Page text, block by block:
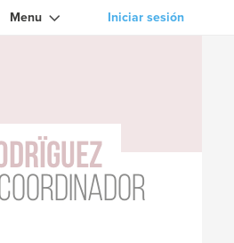
Menu Iniciar sesión